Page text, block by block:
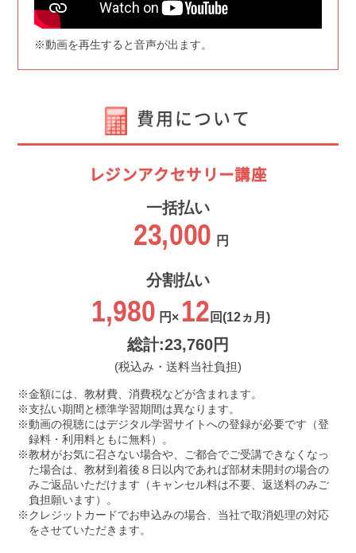
※動画を再生すると音声が出ます。
費用について
レジンアクセサリー講座
一括払い
23,000 円
分割払い
1,980 円× 12 回(12ヵ月)
総計:23,760円
(税込み・送料当社負担)
金額には、教材費、消費税などが含まれます。
支払い期間と標準学習期間は異なります。
動画の視聴にはデジタル学習サイトへの登録が必要です（登
録料・利用料ともに無料）。
教材がお気に召さない場合や、ご都合でご受講できなくなっ
た場合は、教材到着後８日以内であれば部材未開封の場合の
みご返品いただけます（キャンセル料は不要、返送料のみご
負担願います）。
クレジットカードでお申込みの場合、当社で取消処理の対応
をさせていただきます。